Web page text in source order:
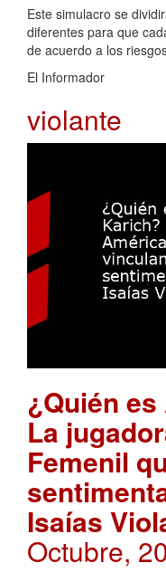
Este simulacro se
diferentes para que
de acuerdo a los
El Informador
violante
¿Quién
La
Femenil
Isaías
Octubre,